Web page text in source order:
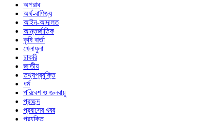
অপরাধ
অর্থ-বাণিজ্য
আইন-আদালত
আন্তর্জাতিক
কৃষি বার্তা
খেলাধুলা
চাকরি
জাতীয়
তথ্যপ্রযুক্তি
ধর্ম
পরিবেশ ও জলবায়ু
প্রচ্ছদ
প্রবাসের খবর
প্রযুক্তি